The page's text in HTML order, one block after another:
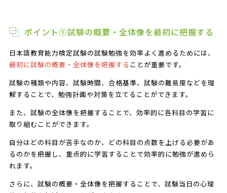
ポイント①試験の概要・全体像を最初に把握する
日本語教育能力検定試験の試験勉強を効率よく進めるためには、
最初に試験の概要・全体像を把握する ことが重要です。
試験の種類や内容、試験時間、合格基準、試験の難易度などを理
解することで、勉強計画や対策を立てることができます。
また、試験の全体像を把握することで、効率的に各科目の学習に
取り組むことができます。
自分はどの科目が苦手なのか、どの科目の点数を上げる必要があ
るのかを把握し、重点的に学習することで効率的に勉強が進めら
れます。
さらに、試験の概要・全体像を把握することで、試験当日の心理